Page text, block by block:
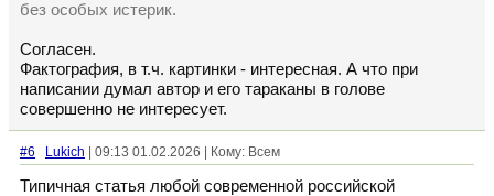
без особых истерик.
Согласен.
Фактография, в т.ч. картинки - интересная. А что при
написании думал автор и его тараканы в голове
совершенно не интересует.
#6 Lukich | 09:13 01.02.2026 | Кому: Всем
Типичная статья любой современной российской